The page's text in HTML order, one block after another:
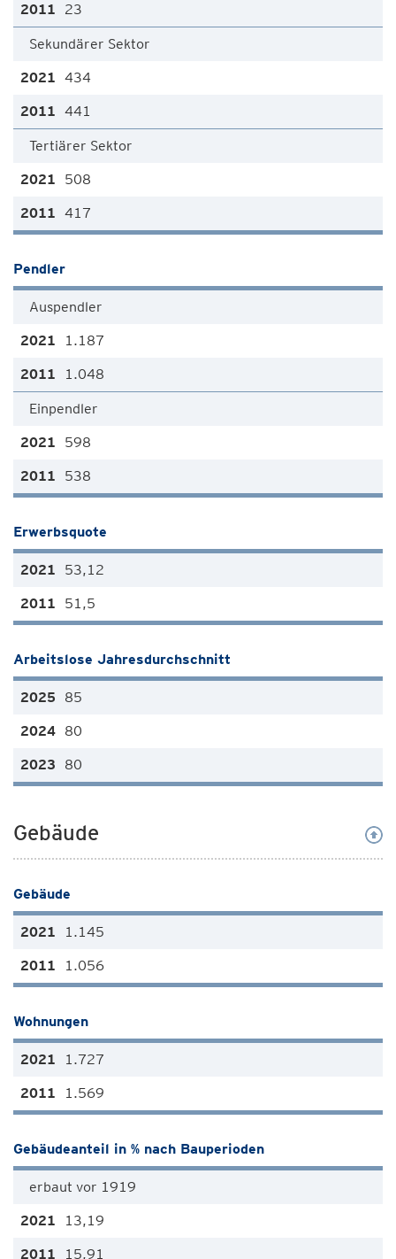
23
Sekundärer Sektor
434
441
Tertiärer Sektor
508
417
Pendler
Auspendler
1.187
1.048
Einpendler
598
538
Erwerbsquote
53,12
51,5
Arbeitslose Jahresdurchschnitt
85
80
80
Gebäude
Gebäude
1.145
1.056
Wohnungen
1.727
1.569
Gebäudeanteil in % nach Bauperioden
erbaut vor 1919
13,19
15,91